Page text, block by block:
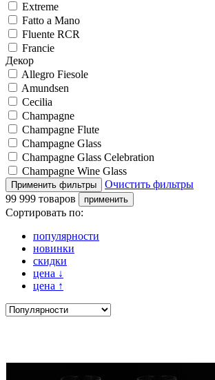
Extreme
Fatto a Mano
Fluente RCR
Francie
Декор
Allegro Fiesole
Amundsen
Cecilia
Champagne
Champagne Flute
Champagne Glass
Champagne Glass Celebration
Champagne Wine Glass
Очистить фильтры
99 999 товаров
Сортировать по:
популярности
новинки
скидки
цена ↓
цена ↑